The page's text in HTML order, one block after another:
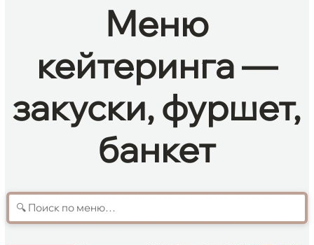
Меню
кейтеринга —
закуски, фуршет,
банкет